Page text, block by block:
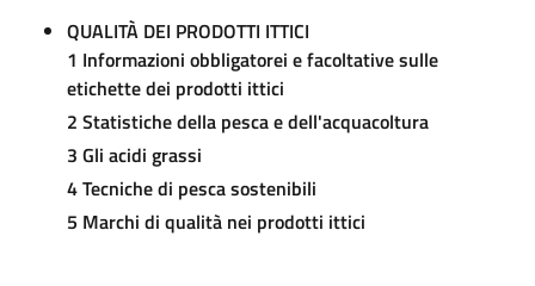
QUALITÀ DEI PRODOTTI ITTICI
1 Informazioni obbligatorei e facoltative sulle
etichette dei prodotti ittici
2 Statistiche della pesca e dell'acquacoltura
3 Gli acidi grassi
4 Tecniche di pesca sostenibili
5 Marchi di qualità nei prodotti ittici